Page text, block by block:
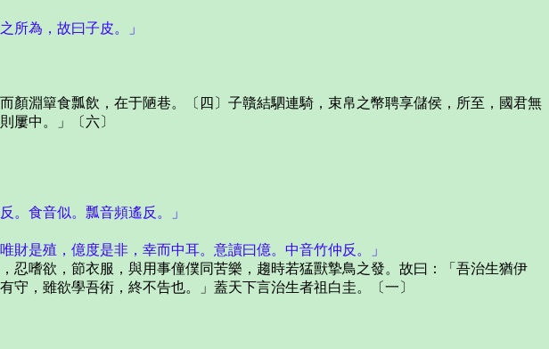
為，故曰子皮。」
淵簞食瓢飲，在于陋巷。〔四〕子贛結駟連騎，束帛之幣聘享儲侯，所至，國君無
屢中。」〔六〕
食音似。瓢音頻遙反。」
是殖，億度是非，幸而中耳。意讀曰億。中音竹仲反。」
嗜欲，節衣服，與用事僮僕同苦樂，趨時若猛獸摯鳥之發。故曰：「吾治生猶伊
，雖欲學吾術，終不告也。」蓋天下言治生者祖白圭。〔一〕